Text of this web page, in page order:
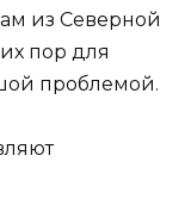
из Северной
пор для
проблемой.